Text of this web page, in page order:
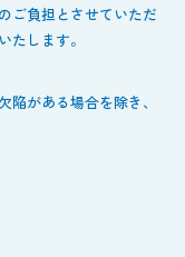
ご負担とさせていただ
たします。
がある場合を除き、